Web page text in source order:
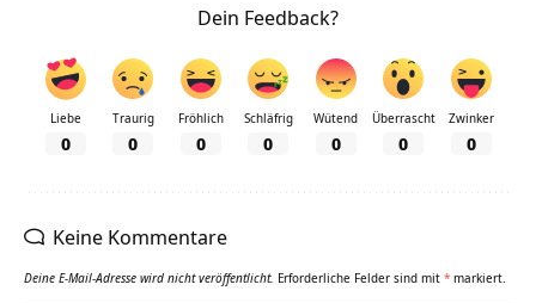
Dein Feedback?
Liebe
0
Traurig
0
Fröhlich
0
Schläfrig
0
Wütend
0
Überrascht
0
Zwinker
0
Keine Kommentare
Deine E-Mail-Adresse wird nicht veröffentlicht. Erforderliche Felder sind mit * markiert.